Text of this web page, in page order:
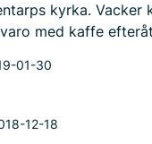
kyrka.
med kaffe
01-30
12-18